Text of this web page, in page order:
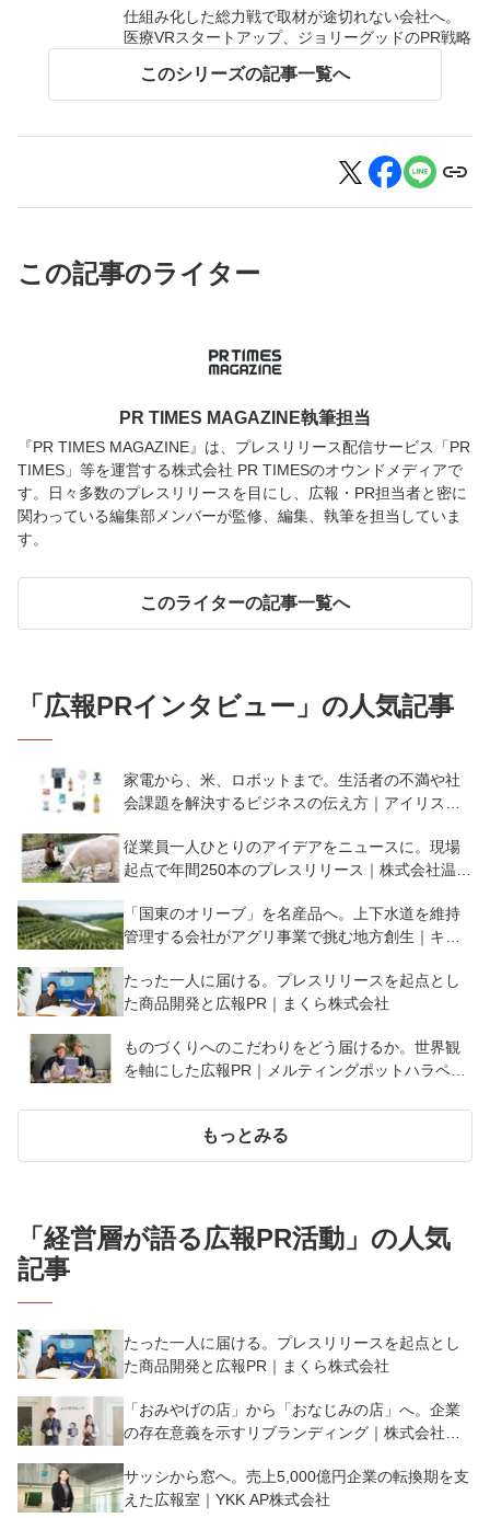
仕組み化した総力戦で取材が途切れない会社へ。
医療VRスタートアップ、ジョリーグッドのPR戦略
このシリーズの記事一覧へ
この記事のライター
PR TIMES MAGAZINE執筆担当
『PR TIMES MAGAZINE』は、プレスリリース配信サービス「PR
TIMES」等を運営する株式会社 PR TIMESのオウンドメディアで
す。日々多数のプレスリリースを目にし、広報・PR担当者と密に
関わっている編集部メンバーが監修、編集、執筆を担当していま
す。
このライターの記事一覧へ
「 広報PRインタビュー 」の人気記事
家電から、米、ロボットまで。生活者の不満や社
会課題を解決するビジネスの伝え方｜アイリスオ
従業員一人ひとりのアイデアをニュースに。現場
起点で年間250本のプレスリリース｜株式会社温泉
「国東のオリーブ」を名産品へ。上下水道を維持
管理する会社がアグリ事業で挑む地方創生｜キュ
たった一人に届ける。プレスリリースを起点とし
た商品開発と広報PR｜まくら株式会社
ものづくりへのこだわりをどう届けるか。世界観
を軸にした広報PR｜メルティングポットハラペコ
もっとみる
「 経営層が語る広報PR活動 」の人気
記事
たった一人に届ける。プレスリリースを起点とし
た商品開発と広報PR｜まくら株式会社
「おみやげの店」から「おなじみの店」へ。企業
の存在意義を示すリブランディング｜株式会社よ
サッシから窓へ。売上5,000億円企業の転換期を支
えた広報室｜YKK AP株式会社